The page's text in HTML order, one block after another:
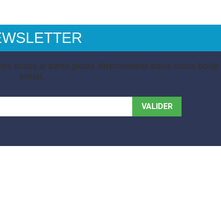
actus & bons plans directement dans votre boite
email.